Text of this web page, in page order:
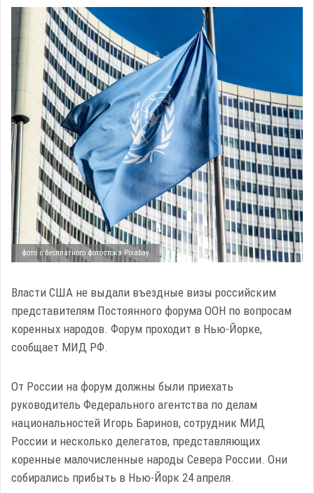
фото с бесплатного фотостока Pixabay
Власти США не выдали въездные визы российским
представителям Постоянного форума ООН по вопросам
коренных народов. Форум проходит в Нью-Йорке,
сообщает МИД РФ.
От России на форум должны были приехать
руководитель Федерального агентства по делам
национальностей Игорь Баринов, сотрудник МИД
России и несколько делегатов, представляющих
коренные малочисленные народы Севера России. Они
собирались прибыть в Нью-Йорк 24 апреля.